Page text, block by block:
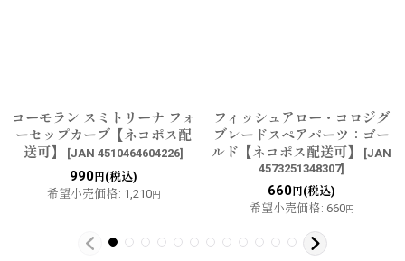
コーモラン スミトリーナ フォ
ーセップカーブ【ネコポス配
送可】
[JAN 4510464604226]
990 円(税込)
希望小売価格: 1,210円
フィッシュアロー・コロジグ
ブレードスペアパーツ：ゴー
ルド【ネコポス配送可】
[JAN
4573251348307]
660 円(税込)
希望小売価格: 660円